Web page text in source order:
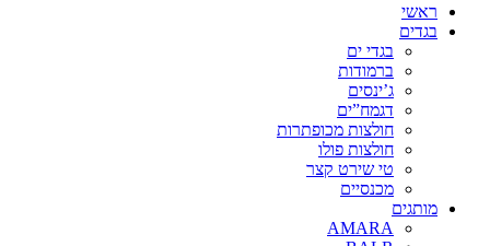
ראשי
בגדים
בגדי ים
ברמודות
ג’ינסים
דגמח”ים
חולצות מכופתרות
חולצות פולו
טי שירט קצר
מכנסיים
מותגים
AMARA